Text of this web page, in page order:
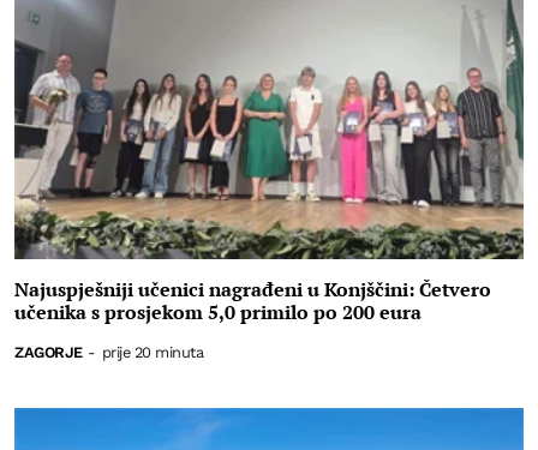
Najuspješniji učenici nagrađeni u Konjščini: Četvero
učenika s prosjekom 5,0 primilo po 200 eura
ZAGORJE - prije 20 minuta